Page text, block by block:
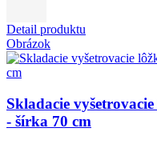
Detail produktu
Obrázok
Skladacie
- šírka 70 cm